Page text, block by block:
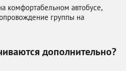
комфортабельном автобусе,
группы на
дополнительно?